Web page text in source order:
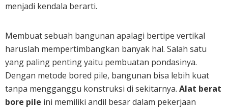
menjadi kendala berarti.
Membuat sebuah bangunan apalagi bertipe vertikal
haruslah mempertimbangkan banyak hal. Salah satu
yang paling penting yaitu pembuatan pondasinya.
Dengan metode bored pile, bangunan bisa lebih kuat
tanpa mengganggu konstruksi di sekitarnya. Alat berat
bore pile ini memiliki andil besar dalam pekerjaan